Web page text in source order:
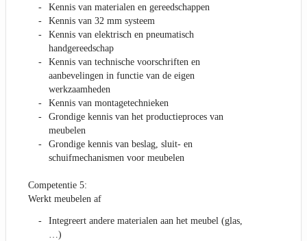
Kennis van materialen en gereedschappen
Kennis van 32 mm systeem
Kennis van elektrisch en pneumatisch
handgereedschap
Kennis van technische voorschriften en
aanbevelingen in functie van de eigen
werkzaamheden
Kennis van montagetechnieken
Grondige kennis van het productieproces van
meubelen
Grondige kennis van beslag, sluit- en
schuifmechanismen voor meubelen
Competentie 5:
Werkt meubelen af
Integreert andere materialen aan het meubel (glas,
…)